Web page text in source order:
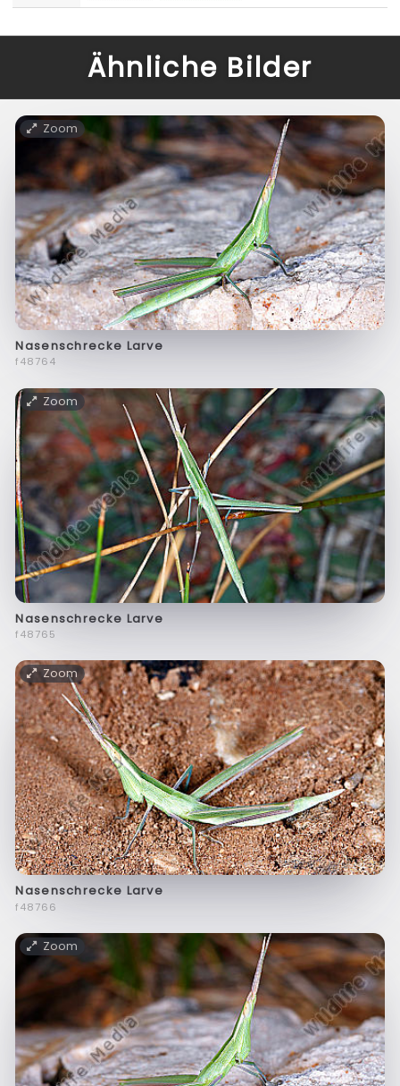
Ähnliche Bilder
Zoom
Nasenschrecke Larve
f48764
Zoom
Nasenschrecke Larve
f48765
Zoom
Nasenschrecke Larve
f48766
Zoom